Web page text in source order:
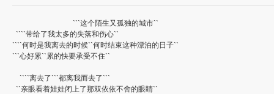
```这个陌生又孤独的城市``
````带给了我太多的失落和伤心``
````何时是我离去的时候``何时结束这种漂泊的日子``
```心好累``累的快要承受不住``
````离去了```都离我而去了```
``亲眼看着娃娃闭上了那双依依不舍的眼睛``